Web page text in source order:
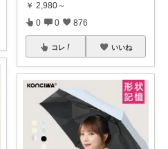
￥ 2,980～
0 0 876
コレ いいね